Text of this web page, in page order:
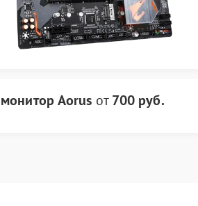
монитор Aorus от700 руб.